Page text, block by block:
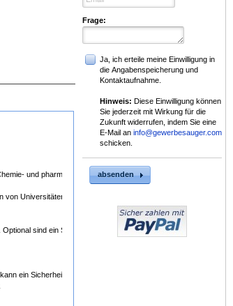
Frage:
Ja, ich erteile meine Einwilligung in
die Angabenspeicherung und
Kontaktaufnahme.
Hinweis: Diese Einwilligung können
Sie jederzeit mit Wirkung für die
Zukunft widerrufen, indem Sie eine
E-Mail an info@gewerbesauger.com
schicken.
absenden
und pharmazeutischen Industrie oder in Bäckereien
Universitäten. Angetrieben wird der Nilfisk-CFM 15 ATEX von
sind ein Sternfilter der Staubklasse M, antistatische PTFE-
ein Sicherheitsfiltersack (Safe-Bag) zur staubfreien